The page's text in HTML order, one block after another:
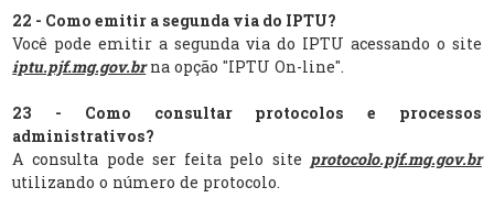
22 - Como emitir a segunda via do IPTU?
Você pode emitir a segunda via do IPTU acessando o site
iptu.pjf.mg.gov.brna opção "IPTU On-line".
23 - Como consultar protocolos e processos
administrativos?
A consulta pode ser feita pelo site protocolo.pjf.mg.gov.br
utilizando o número de protocolo.